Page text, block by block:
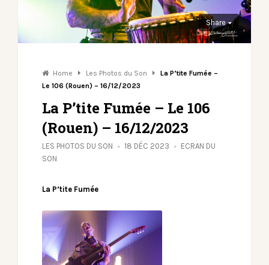
Share
Home Les Photos du Son
La P’tite Fumée –
Le 106 (Rouen) – 16/12/2023
La P’tite Fumée – Le 106
(Rouen) – 16/12/2023
LES PHOTOS DU SON 18 DÉC 2023
ECRAN DU
SON
La P’tite Fumée